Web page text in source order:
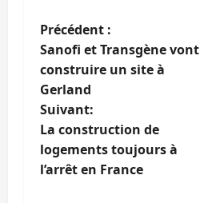
N
a
v
i
g
Précédent :
Sanofi et Transgène vont
construire un site à
Gerland
Suivant:
La construction de
logements toujours à
l’arrêt en France